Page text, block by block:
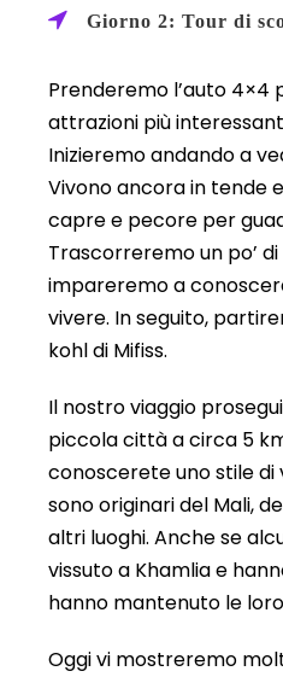
Giorno 2: Tour di
Prenderemo l’auto 4×4
attrazioni più
Inizieremo andando a
Vivono ancora in tende
capre e pecore per
Trascorreremo un po’
impareremo a
vivere. In seguito,
kohl di Mifiss.
Il nostro viaggio
piccola città a circa 5
conoscerete uno stile di
sono originari del Mali,
altri luoghi. Anche se
vissuto a Khamlia e
hanno mantenuto le
Oggi vi mostreremo